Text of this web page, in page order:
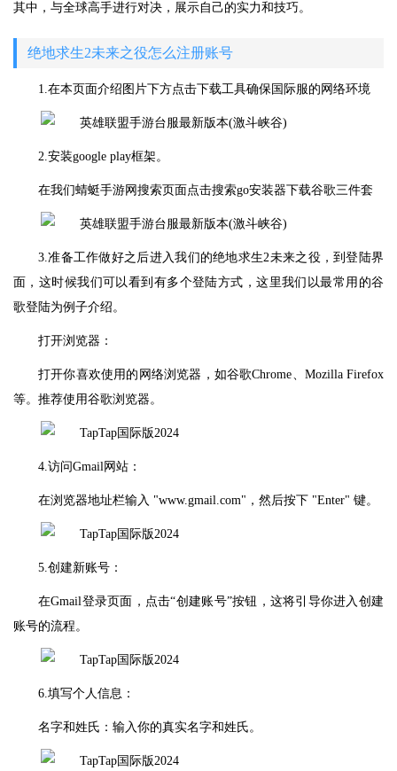
其中，与全球高手进行对决，展示自己的实力和技巧。
绝地求生2未来之役怎么注册账号
1.在本页面介绍图片下方点击下载工具确保国际服的网络环境
2.安装google play框架。
在我们蜻蜓手游网搜索页面点击搜索go安装器下载谷歌三件套
3.准备工作做好之后进入我们的绝地求生2未来之役，到登陆界
面，这时候我们可以看到有多个登陆方式，这里我们以最常用的谷
歌登陆为例子介绍。
打开浏览器：
打开你喜欢使用的网络浏览器，如谷歌Chrome、Mozilla Firefox
等。推荐使用谷歌浏览器。
4.访问Gmail网站：
在浏览器地址栏输入 "www.gmail.com"，然后按下 "Enter" 键。
5.创建新账号：
在Gmail登录页面，点击“创建账号”按钮，这将引导你进入创建
账号的流程。
6.填写个人信息：
名字和姓氏：输入你的真实名字和姓氏。